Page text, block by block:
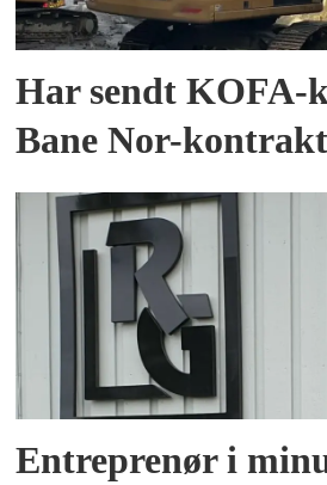
Har sendt KOFA-
Bane Nor-kontrakt
Entreprenør i